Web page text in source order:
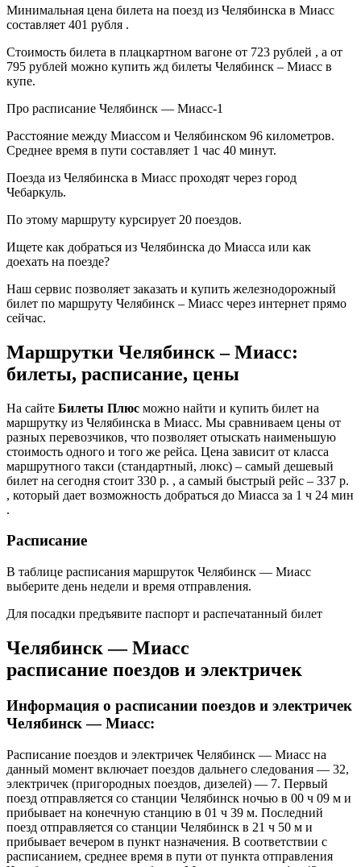
Минимальная цена билета на поезд из Челябинска в Миасс
составляет 401 рубля .
Стоимость билета в плацкартном вагоне от 723 рублей , а от
795 рублей можно купить жд билеты Челябинск – Миасс в
купе.
Про расписание Челябинск — Миасс-1
Расстояние между Миассом и Челябинском 96 километров.
Среднее время в пути составляет 1 час 40 минут.
Поезда из Челябинска в Миасс проходят через город
Чебаркуль.
По этому маршруту курсирует 20 поездов.
Ищете как добраться из Челябинска до Миасса или как
доехать на поезде?
Наш сервис позволяет заказать и купить железнодорожный
билет по маршруту Челябинск – Миасс через интернет прямо
сейчас.
Маршрутки Челябинск – Миасс:
билеты, расписание, цены
На сайте Билеты Плюс можно найти и купить билет на
маршрутку из Челябинска в Миасс. Мы сравниваем цены от
разных перевозчиков, что позволяет отыскать наименьшую
стоимость одного и того же рейса. Цена зависит от класса
маршрутного такси (стандартный, люкс) – самый дешевый
билет на сегодня стоит 330 р. , а самый быстрый рейс – 337 р.
, который дает возможность добраться до Миасса за 1 ч 24 мин
.
Расписание
В таблице расписания маршруток Челябинск — Миасс
выберите день недели и время отправления.
Для посадки предъявите паспорт и распечатанный билет
Челябинск — Миасс
расписание поездов и электричек
Информация о расписании поездов и электричек
Челябинск — Миасс:
Расписание поездов и электричек Челябинск — Миасс на
данный момент включает поездов дальнего следования — 32,
электричек (пригородных поездов, дизелей) — 7. Первый
поезд отправляется со станции Челябинск ночью в 00 ч 09 м и
прибывает на конечную станцию в 01 ч 39 м. Последний
поезд отправляется со станции Челябинск в 21 ч 50 м и
прибывает вечером в пункт назначения. В соответствии с
расписанием, среднее время в пути от пункта отправления